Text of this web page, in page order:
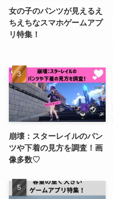
女の子のパンツが見えるえ
ちえちなスマホゲームアプ
リ特集！
崩壊：スターレイルのパン
ツや下着の見方を調査！画
像多数♡